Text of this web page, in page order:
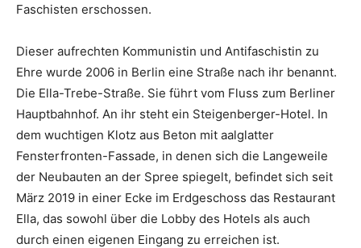
Faschisten erschossen.
Dieser aufrechten Kommunistin und Antifaschistin zu
Ehre wurde 2006 in Berlin eine Straße nach ihr benannt.
Die Ella-Trebe-Straße. Sie führt vom Fluss zum Berliner
Hauptbahnhof. An ihr steht ein Steigenberger-Hotel. In
dem wuchtigen Klotz aus Beton mit aalglatter
Fensterfronten-Fassade, in denen sich die Langeweile
der Neubauten an der Spree spiegelt, befindet sich seit
März 2019 in einer Ecke im Erdgeschoss das Restaurant
Ella, das sowohl über die Lobby des Hotels als auch
durch einen eigenen Eingang zu erreichen ist.